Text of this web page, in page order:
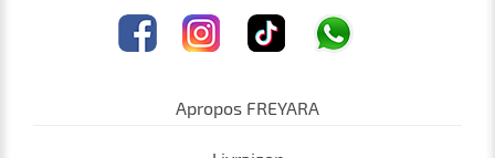
Apropos FREYARA